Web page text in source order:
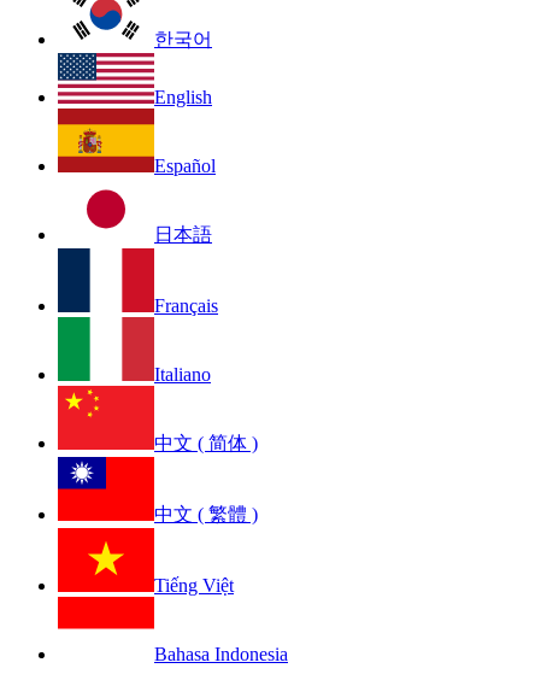
한국어
English
Español
日本語
Français
Italiano
中文 ( 简体 )
中文 ( 繁體 )
Tiếng Việt
Bahasa Indonesia